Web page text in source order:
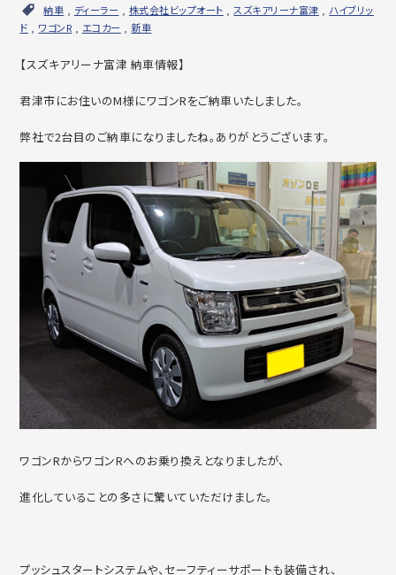
納車
ディーラー 株式会社ビップオート スズキアリーナ富津
ハイブリッ
ド
ワゴンR エコカー ,新車
【スズキアリーナ富津 納車情報】
君津市にお住いのM様にワゴンRをご納車いたしました。
弊社で2台目のご納車になりましたね。ありがとうございます。
ワゴンRからワゴンRへのお乗り換えとなりましたが、
進化していることの多さに驚いていただけました。
プッシュスタートシステムや、セーフティーサポートも装備され、